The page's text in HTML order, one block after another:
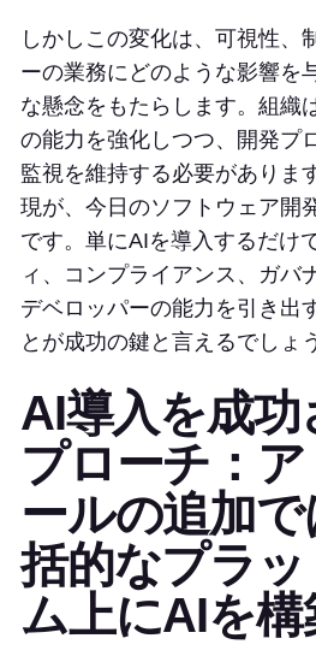
しかしこの変化は、可視性、
ーの業務にどのような影響を
な懸念をもたらします。組織
の能力を強化しつつ、開発プ
監視を維持する必要がありま
現が、今日のソフトウェア開
です。単にAIを導入するだけ
ィ、コンプライアンス、ガバ
デベロッパーの能力を引き出
とが成功の鍵と言えるでしょ
AI導入を成功
プローチ：
ールの追加
括的なプラ
ム上にAIを構